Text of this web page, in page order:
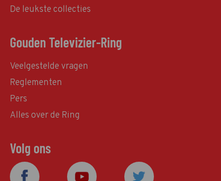
De leukste collecties
Gouden Televizier-Ring
Veelgestelde vragen
Reglementen
Pers
Alles over de Ring
Volg ons